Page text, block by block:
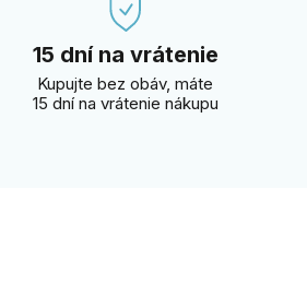
15 dní na vrátenie
Kupujte bez obáv, máte
15 dní na vrátenie nákupu